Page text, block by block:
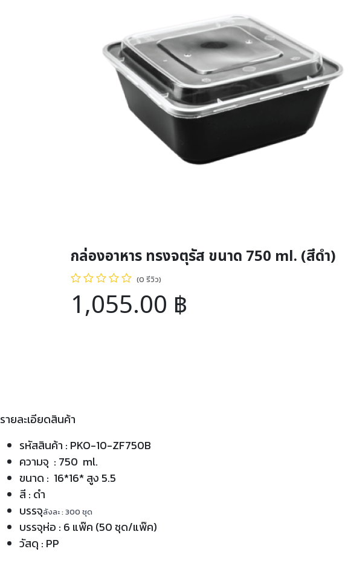
กล่องอาหาร ทรงจตุรัส ขนาด 750 ml. (สีดำ)
(0 รีวิว)
1,055.00 ฿
รายละเอียดสินค้า
รหัสสินค้า : PKO-10-ZF750B
ความจุ : 750 ml.
ขนาด : 16*16* สูง 5.5
สี : ดำ
บรรจุลังละ : 300 ชุด
บรรจุห่อ : 6 แพ๊ค (50 ชุด/แพ๊ค)
วัสดุ : PP